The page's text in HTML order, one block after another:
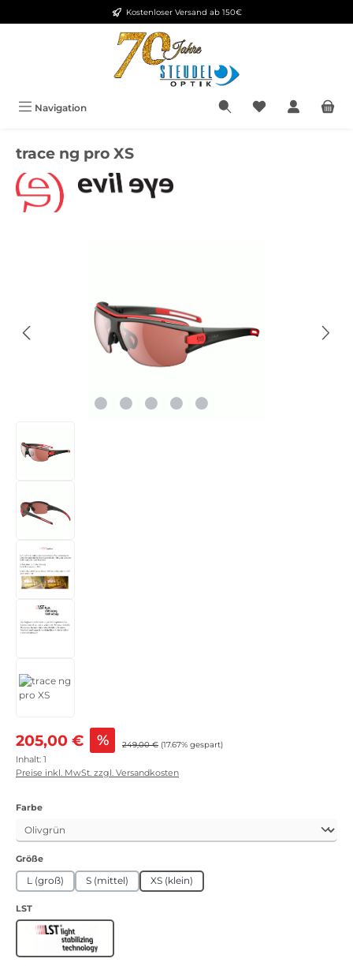
Zum Hauptinhalt springenKostenloser Versand ab 150€
Navigation
trace ng pro XS
Verkaufspreis:
205,00 € % Regulärer Preis:
249,00 € (17.67% gespart)
Inhalt: 1
Preise inkl. MwSt. zzgl. Versandkosten
Farbeauswählen
Größeauswählen
L (groß) S (mittel) XS (klein)
LSTauswählen
LST